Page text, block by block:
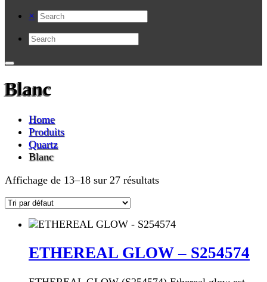
×
Blanc
Home
Produits
Quartz
Blanc
Affichage de 13–18 sur 27 résultats
ETHEREAL GLOW – S254574